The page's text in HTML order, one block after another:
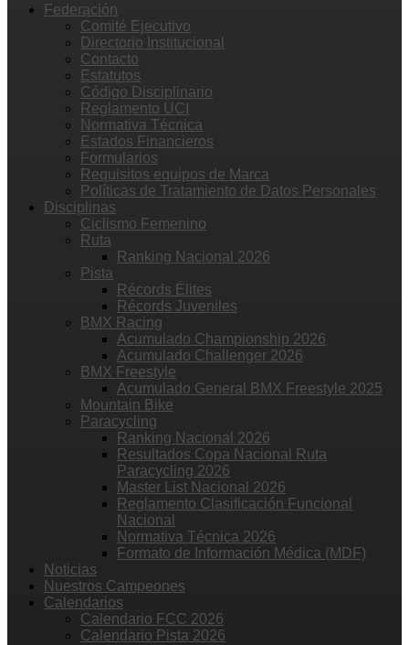
Federación
Comité Ejecutivo
Directorio Institucional
Contacto
Estatutos
Código Disciplinario
Reglamento UCI
Normativa Técnica
Estados Financieros
Formularios
Requisitos equipos de Marca
Políticas de Tratamiento de Datos Personales
Disciplinas
Ciclismo Femenino
Ruta
Ranking Nacional 2026
Pista
Récords Élites
Récords Juveniles
BMX Racing
Acumulado Championship 2026
Acumulado Challenger 2026
BMX Freestyle
Acumulado General BMX Freestyle 2025
Mountain Bike
Paracycling
Ranking Nacional 2026
Resultados Copa Nacional Ruta
Paracycling 2026
Master List Nacional 2026
Reglamento Clasificación Funcional
Nacional
Normativa Técnica 2026
Formato de Información Médica (MDF)
Noticias
Nuestros Campeones
Calendarios
Calendario FCC 2026
Calendario Pista 2026